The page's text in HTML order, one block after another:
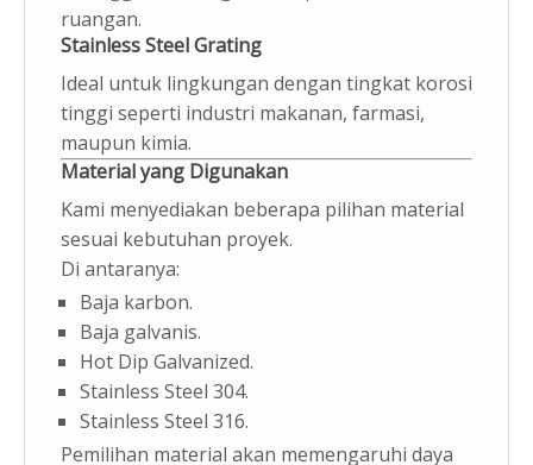
ruangan.
Stainless Steel Grating
Ideal untuk lingkungan dengan tingkat korosi
tinggi seperti industri makanan, farmasi,
maupun kimia.
Material yang Digunakan
Kami menyediakan beberapa pilihan material
sesuai kebutuhan proyek.
Di antaranya:
Baja karbon.
Baja galvanis.
Hot Dip Galvanized.
Stainless Steel 304.
Stainless Steel 316.
Pemilihan material akan memengaruhi daya